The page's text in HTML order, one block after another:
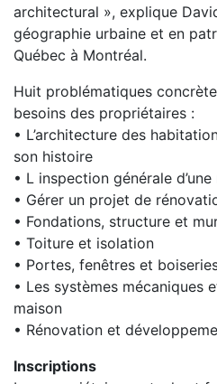
architectural », explique
géographie urbaine et en
Québec à Montréal.
Huit problématiques
besoins des propriétaires :
• L’architecture des
son histoire
• L inspection générale
• Gérer un projet de
• Fondations, structure et
• Toiture et isolation
• Portes, fenêtres et
• Les systèmes mécaniques
maison
• Rénovation et
Inscriptions